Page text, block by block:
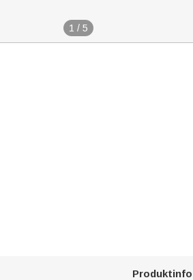
1 / 5
Produktinfo